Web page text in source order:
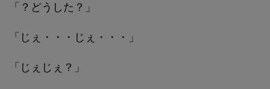
「？どうした？」
「じぇ・・・じぇ・・・」
「じぇじぇ？」